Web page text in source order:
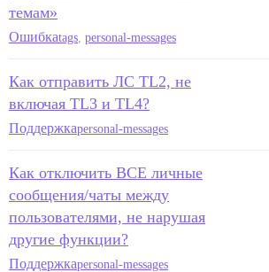
темам»
Ошибкаtags personal-messages
Как отправить ЛС TL2, не
включая TL3 и TL4?
Поддержкаpersonal-messages
Как отключить ВСЕ личные
сообщения/чаты между
пользователями, не нарушая
другие функции?
Поддержкаpersonal-messages